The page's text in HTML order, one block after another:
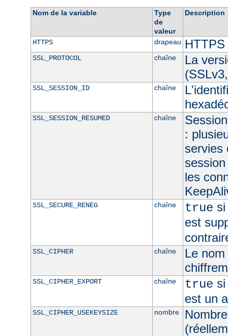
Nom de la variable
Type
de
valeur
Description
HTTPS drapeau
SSL_PROTOCOL chaîne
La
SSL_SESSION_ID chaîne
SSL_SESSION_RESUMED chaîne
:
servies
les
SSL_SECURE_RENEG chaîne true
est
SSL_CIPHER chaîne
Le
SSL_CIPHER_EXPORT chaîne true
est un
SSL_CIPHER_USEKEYSIZE nombre